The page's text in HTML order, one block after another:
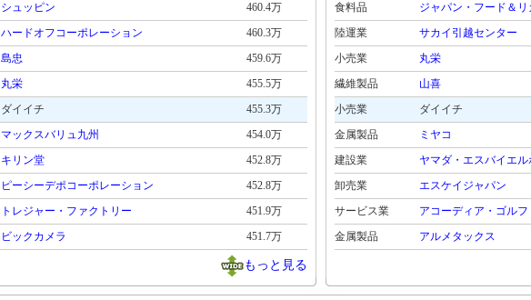
シュッピン
460.4万
ハードオフコーポレーション
460.3万
島忠
459.6万
丸栄
455.5万
ダイイチ
455.3万
マックスバリュ九州
454.0万
キリン堂
452.8万
ピーシーデポコーポレーション
452.8万
トレジャー・ファクトリー
451.9万
ビックカメラ 451.7万
もっと見る
食料品
ジャパン・フード＆
陸運業
サカイ引越センター
小売業
丸栄
繊維製品
山喜
小売業
ダイイチ
金属製品
ミヤコ
建設業
ヤマダ・エスバイエル
卸売業
エスケイジャパン
サービス業
アコーディア・ゴルフ
金属製品
アルメタックス